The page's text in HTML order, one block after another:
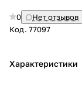
0
Нет отзывов
Код. 77097
Характеристики
%